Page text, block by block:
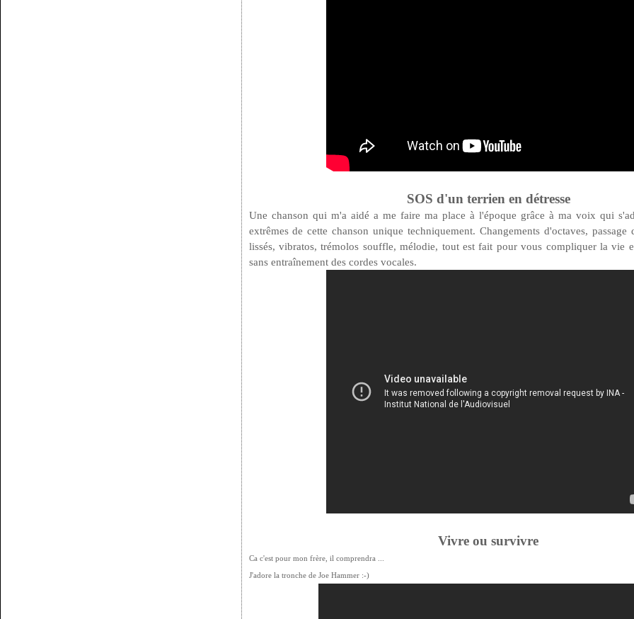
SOS d'un terrien en détresse
Une chanson qui m'a aidé a me faire ma place à l'époque grâce à ma voix qui
extrêmes de cette chanson unique techniquement. Changements d'octaves, passage
lissés, vibratos, trémolos souffle, mélodie, tout est fait pour vous compliquer la vie
sans entraînement des cordes vocales.
Vivre ou survivre
Ca c'est pour mon frère, il comprendra ...
J'adore la tronche de Joe Hammer :-)